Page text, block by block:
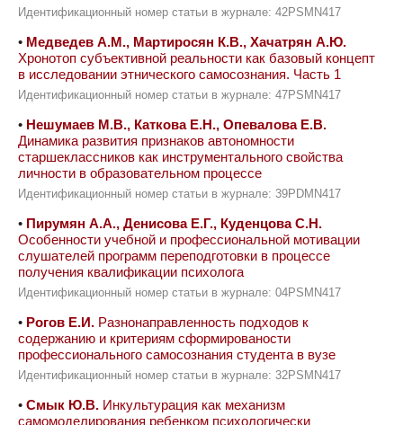
Идентификационный номер статьи в журнале: 42PSMN417
• Медведев А.М., Мартиросян К.В., Хачатрян А.Ю.
Хронотоп субъективной реальности как базовый концепт
в исследовании этнического самосознания. Часть 1
Идентификационный номер статьи в журнале: 47PSMN417
• Нешумаев М.В., Каткова Е.Н., Опевалова Е.В.
Динамика развития признаков автономности
старшеклассников как инструментального свойства
личности в образовательном процессе
Идентификационный номер статьи в журнале: 39PDMN417
• Пирумян А.А., Денисова Е.Г., Куденцова С.Н.
Особенности учебной и профессиональной мотивации
слушателей программ переподготовки в процессе
получения квалификации психолога
Идентификационный номер статьи в журнале: 04PSMN417
• Рогов Е.И. Разнонаправленность подходов к
содержанию и критериям сформированости
профессионального самосознания студента в вузе
Идентификационный номер статьи в журнале: 32PSMN417
• Смык Ю.В. Инкультурация как механизм
самомоделирования ребенком психологически